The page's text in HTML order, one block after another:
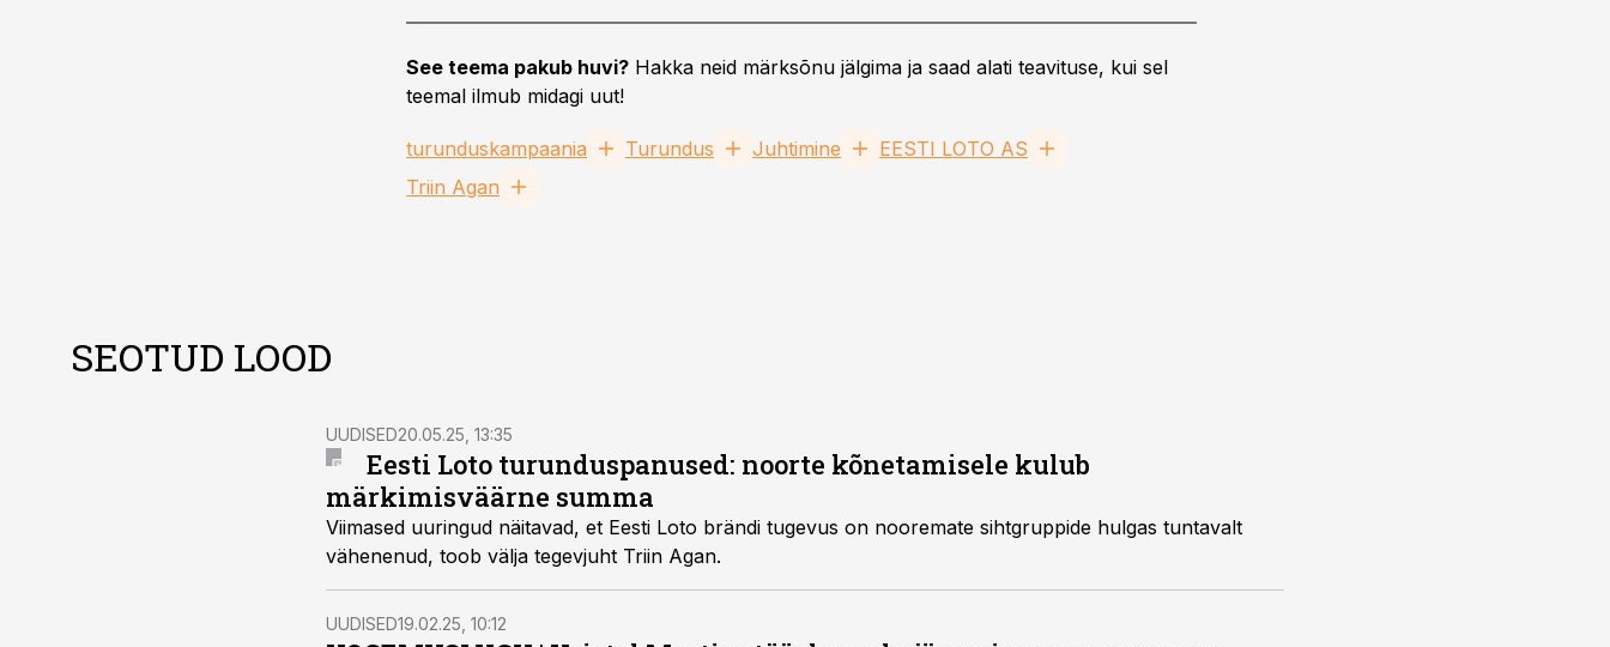
See teema pakub huvi? Hakka neid märksõnu jälgima ja saad alati teavituse, kui sel
teemal ilmub midagi uut!
turunduskampaania Turundus Juhtimine
EESTI LOTO AS
Triin Agan
SEOTUD LOOD
UUDISED20.05.25, 13:35
Eesti Loto turunduspanused: noorte kõnetamisele kulub
märkimisväärne summa
Viimased uuringud näitavad, et Eesti Loto brändi tugevus on nooremate sihtgruppide hulgas tuntavalt
vähenenud, toob välja tegevjuht Triin Agan.
UUDISED19.02.25, 10:12